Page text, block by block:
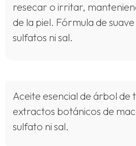
resecar o irritar,
de la piel. Fórmula de
sulfatos ni sal.
Aceite esencial de árbol de
extractos botánicos de
sulfato ni sal.